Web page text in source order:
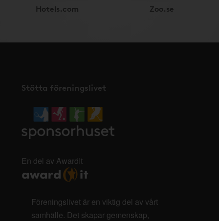
Hotels.com Zoo.se
Stötta föreningslivet
En del av AwardIt
Föreningslivet är en viktig del av vårt
samhälle. Det skapar gemenskap,